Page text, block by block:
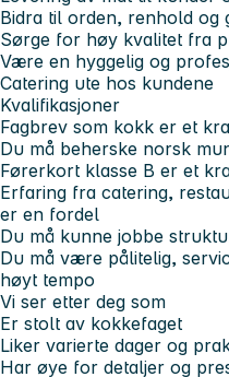
Bidra til orden, renhold og
Sørge for høy kvalitet fra
Være en hyggelig og
Catering ute hos kundene
Kvalifikasjoner
Fagbrev som kokk er et
Du må beherske norsk
Førerkort klasse B er et
Erfaring fra catering,
er en fordel
Du må kunne jobbe
Du må være pålitelig,
høyt tempo
Vi ser etter deg som
Er stolt av kokkefaget
Liker varierte dager og
Har øye for detaljer og